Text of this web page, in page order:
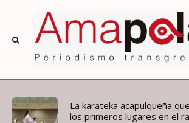
La karateka acapulqueña
los primeros lugares en el